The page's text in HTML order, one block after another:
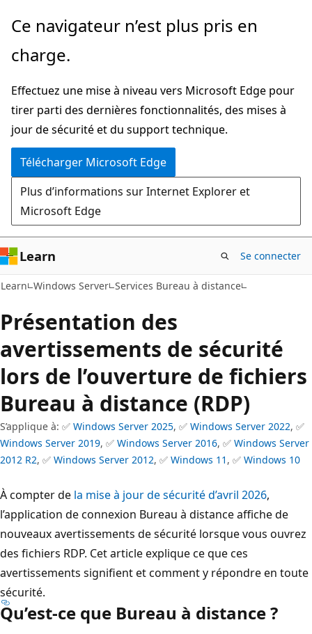
Passer
directement
au
principal
Ce navigateur n’est plus pris en
charge.
Effectuez une mise à niveau vers Microsoft Edge pour
tirer parti des dernières fonctionnalités, des mises à
jour de sécurité et du support technique.
Télécharger Microsoft Edge
Plus d’informations sur Internet Explorer et
Microsoft Edge
Learn Se connecter
Learn Windows Server Services Bureau à distance
Présentation des
avertissements de sécurité
lors de l’ouverture de fichiers
Bureau à distance (RDP)
S’applique à: ✅ Windows Server 2025, ✅ Windows Server 2022, ✅
Windows Server 2019, ✅ Windows Server 2016, ✅ Windows Server
2012 R2, ✅ Windows Server 2012, ✅ Windows 11 , ✅ Windows 10
À compter de la mise à jour de sécurité d’avril 2026,
l’application de connexion Bureau à distance affiche de
nouveaux avertissements de sécurité lorsque vous ouvrez
des fichiers RDP. Cet article explique ce que ces
avertissements signifient et comment y répondre en toute
sécurité.
Qu’est-ce que Bureau à distance ?